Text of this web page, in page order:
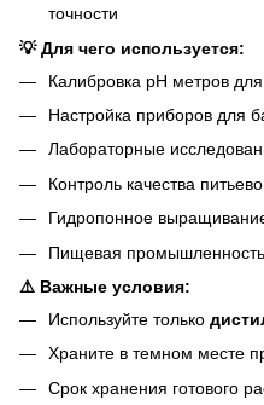
точности
💡 Для чего используется:
Калибровка pH метров
Настройка приборов для
Лабораторные
Контроль качества
Гидропонное
Пищевая промышленность
⚠️ Важные условия:
Используйте только
Храните в темном месте
Срок хранения готового